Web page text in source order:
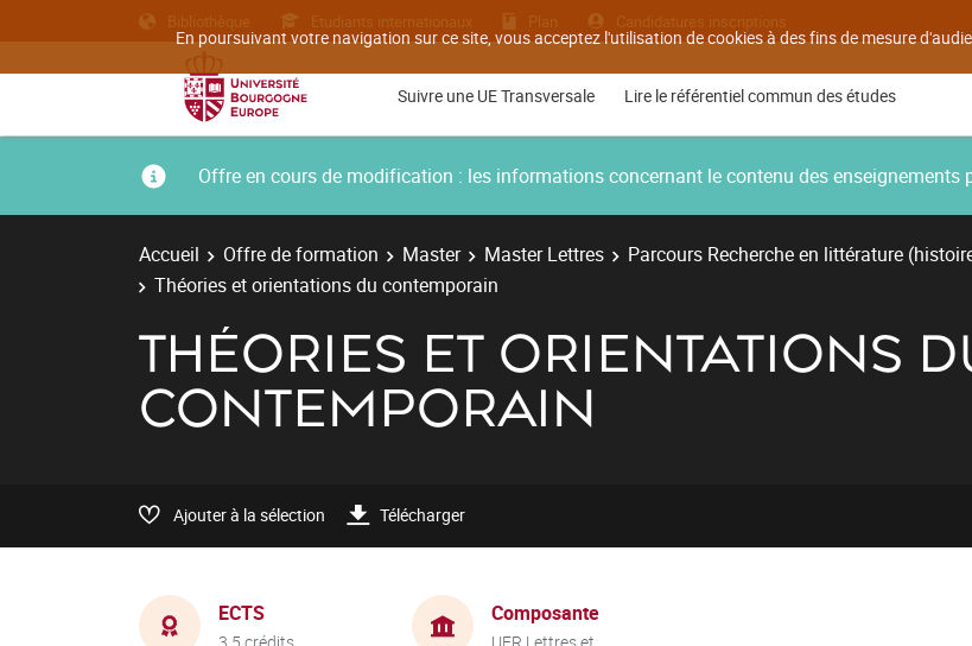
En poursuivant votre navigation sur ce site, vous acceptez l'utilisation de cookies à des fins de mesure
Bibliothèque Etudiants internationaux Plan Candidatures inscriptions
Suivre une UE Transversale Lire le référentiel commun des études
Offre en cours de modification : les informations concernant le contenu des enseignements
Accueil Offre de formation Master Master Lettres Parcours Recherche en littérature
Théories et orientations du contemporain
THÉORIES ET ORIENTATIONS
CONTEMPORAIN
Ajouter à la sélection Télécharger
ECTS
3,5 crédits
Composante
UFR Lettres et